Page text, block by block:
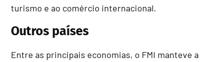
turismo e ao comércio internacional.
Outros países
Entre as principais economias, o FMI manteve a